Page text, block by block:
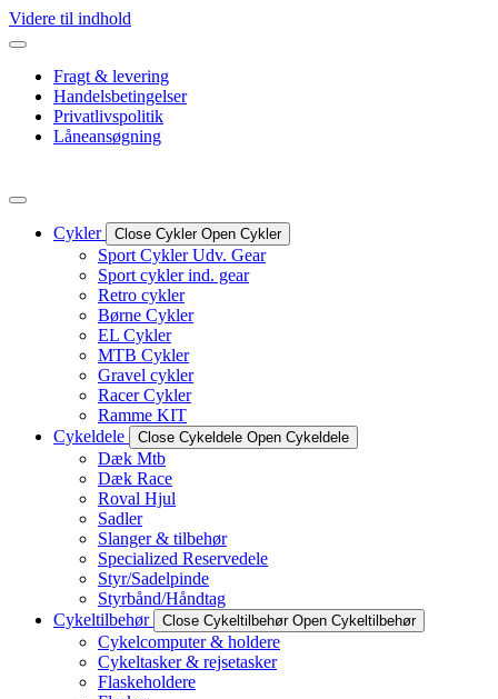
Videre til indhold
Fragt & levering
Handelsbetingelser
Privatlivspolitik
Låneansøgning
Cykler Close Cykler Open Cykler
Sport Cykler Udv. Gear
Sport cykler ind. gear
Retro cykler
Børne Cykler
EL Cykler
MTB Cykler
Gravel cykler
Racer Cykler
Ramme KIT
Cykeldele
Close Cykeldele Open Cykeldele
Dæk Mtb
Dæk Race
Roval Hjul
Sadler
Slanger & tilbehør
Specialized Reservedele
Styr/Sadelpinde
Styrbånd/Håndtag
Cykeltilbehør
Close Cykeltilbehør Open Cykeltilbehør
Cykelcomputer & holdere
Cykeltasker & rejsetasker
Flaskeholdere